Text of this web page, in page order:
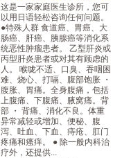
这是一家家庭医生诊所，您可
以用日语轻松咨询任何问题。
●特殊人群 食道癌、胃癌、大
肠癌、肝癌、胰腺癌等消化系
统恶性肿瘤患者。 乙型肝炎或
丙型肝炎患者或对其有顾虑的
人。 喉咙不适、口臭、吞咽困
难、烧心、打嗝、腹部饱胀 ・
腹胀、胃痛。全身腹痛，包括
上腹痛、下腹痛、腋窝痛。背
部 ・ 背痛、消化不良。体重
异常减轻或增加、便秘、腹
泻、吐血、下血、痔疮、肛门
疼痛和瘙痒。 ● 除一般内科治
疗外，还提供...